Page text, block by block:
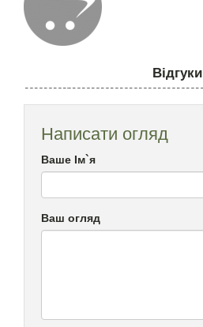
Відгуки
Написати огляд
Ваше Ім`я
Ваш огляд